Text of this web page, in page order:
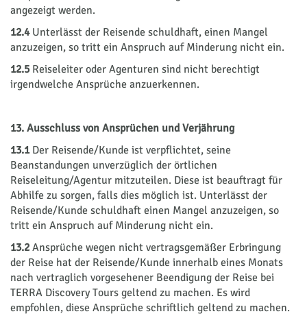
angezeigt werden.
12.4Unterlässt der Reisende schuldhaft, einen Mangel
anzuzeigen, so tritt ein Anspruch auf Minderung nicht ein.
12.5Reiseleiter oder Agenturen sind nicht berechtigt
irgendwelche Ansprüche anzuerkennen.
13. Ausschluss von Ansprüchen und Verjährung
13.1Der Reisende/Kunde ist verpflichtet, seine
Beanstandungen unverzüglich der örtlichen
Reiseleitung/Agentur mitzuteilen. Diese ist beauftragt für
Abhilfe zu sorgen, falls dies möglich ist. Unterlässt der
Reisende/Kunde schuldhaft einen Mangel anzuzeigen, so
tritt ein Anspruch auf Minderung nicht ein.
13.2Ansprüche wegen nicht vertragsgemäßer Erbringung
der Reise hat der Reisende/Kunde innerhalb eines Monats
nach vertraglich vorgesehener Beendigung der Reise bei
TERRA Discovery Tours geltend zu machen. Es wird
empfohlen, diese Ansprüche schriftlich geltend zu machen.